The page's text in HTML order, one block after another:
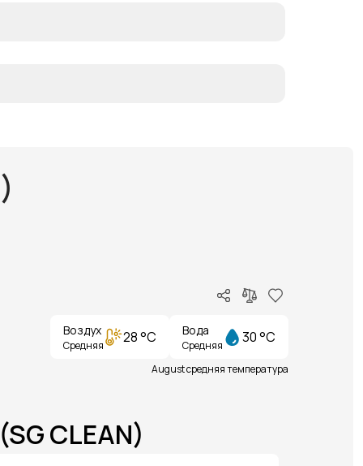
Воздух
Средняя 28 °C Вода
Средняя 30 °C
August средняя температура
CLEAN)